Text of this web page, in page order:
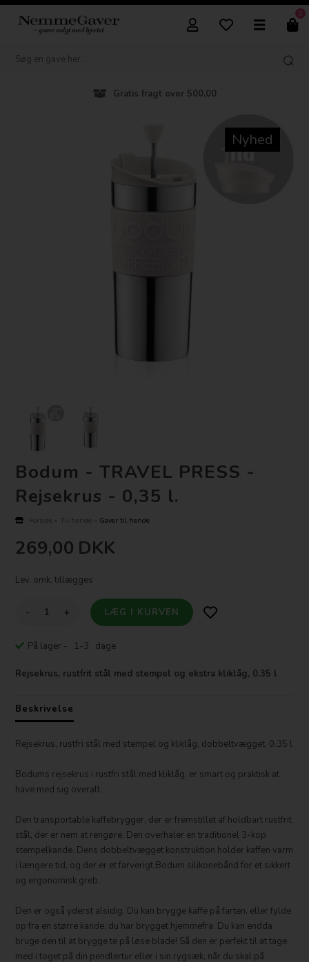
0
Gratis fragt over 500,00
Nyhed
Bodum - TRAVEL PRESS -
Rejsekrus - 0,35 l.
Forside » Til hende » Gaver til hende
269,00 DKK
Lev. omk. tillægges
- +
På lager - 1-3 dage
Rejsekrus, rustfrit stål med stempel og ekstra kliklåg, 0.35 l
Beskrivelse
Rejsekrus, rustfri stål med stempel og kliklåg, dobbeltvægget, 0.35 l
Bodums rejsekrus i rustfri stål med kliklåg, er smart og praktisk at
have med sig overalt.
Den transportable kaffebrygger, der er fremstillet af holdbart rustfrit
stål, der er nem at rengøre. Den overhaler en traditionel 3-kop
stempelkande. Dens dobbeltvægget konstruktion holder kaffen varm
i længere tid, og der er et farverigt Bodum silikonebånd for et sikkert
og ergonomisk greb.
Den er også yderst alsidig. Du kan brygge kaffe på farten, eller fylde
op fra en større kande, du har brygget hjemmefra. Du kan endda
bruge den til at brygge te på løse blade! Så den er perfekt til at tage
med i toget på din pendlertur eller i sin rygsæk, når du skal på